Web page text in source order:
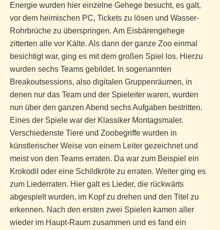
Energie wurden hier einzelne Gehege besucht, es galt,
vor dem heimischen PC, Tickets zu lösen und Wasser-
Rohrbrüche zu überspringen. Am Eisbärengehege
zitterten alle vor Kälte. Als dann der ganze Zoo einmal
besichtigt war, ging es mit dem großen Spiel los. Hierzu
wurden sechs Teams gebildet. In sogenannten
Breakoutsessions, also digitalen Gruppenräumen, in
denen nur das Team und der Spieleiter waren, wurden
nun über den ganzen Abend sechs Aufgaben bestritten.
Eines der Spiele war der Klassiker Montagsmaler.
Verschiedenste Tiere und Zoobegriffe wurden in
künstlerischer Weise von einem Leiter gezeichnet und
meist von den Teams erraten. Da war zum Beispiel ein
Krokodil oder eine Schildkröte zu erraten. Weiter ging es
zum Liederraten. Hier galt es Lieder, die rückwärts
abgespielt wurden, im Kopf zu drehen und den Titel zu
erkennen. Nach den ersten zwei Spielen kamen aller
wieder im Haupt-Raum zusammen und es fand ein